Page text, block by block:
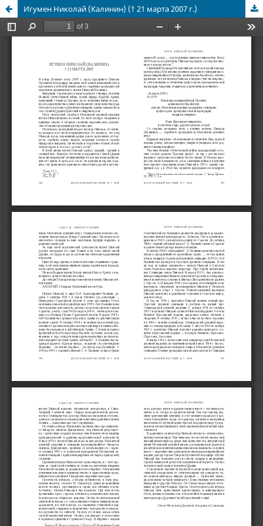
Игумен Николай (Калинин) († 21 марта 2007 г.)